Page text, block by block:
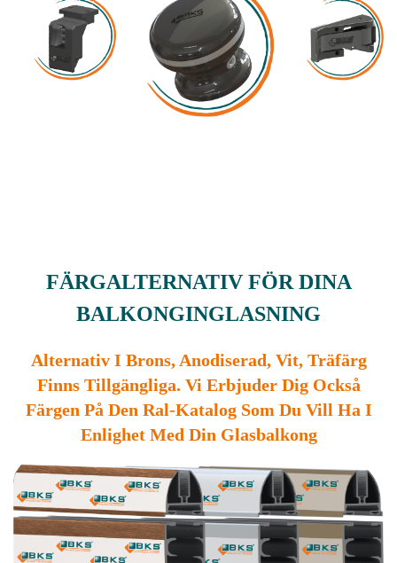
FÄRGALTERNATIV FÖR DINA
BALKONGINGLASNING
Alternativ I Brons, Anodiserad, Vit, Träfärg
Finns Tillgängliga. Vi Erbjuder Dig Också
Färgen På Den Ral-Katalog Som Du Vill Ha I
Enlighet Med Din Glasbalkong